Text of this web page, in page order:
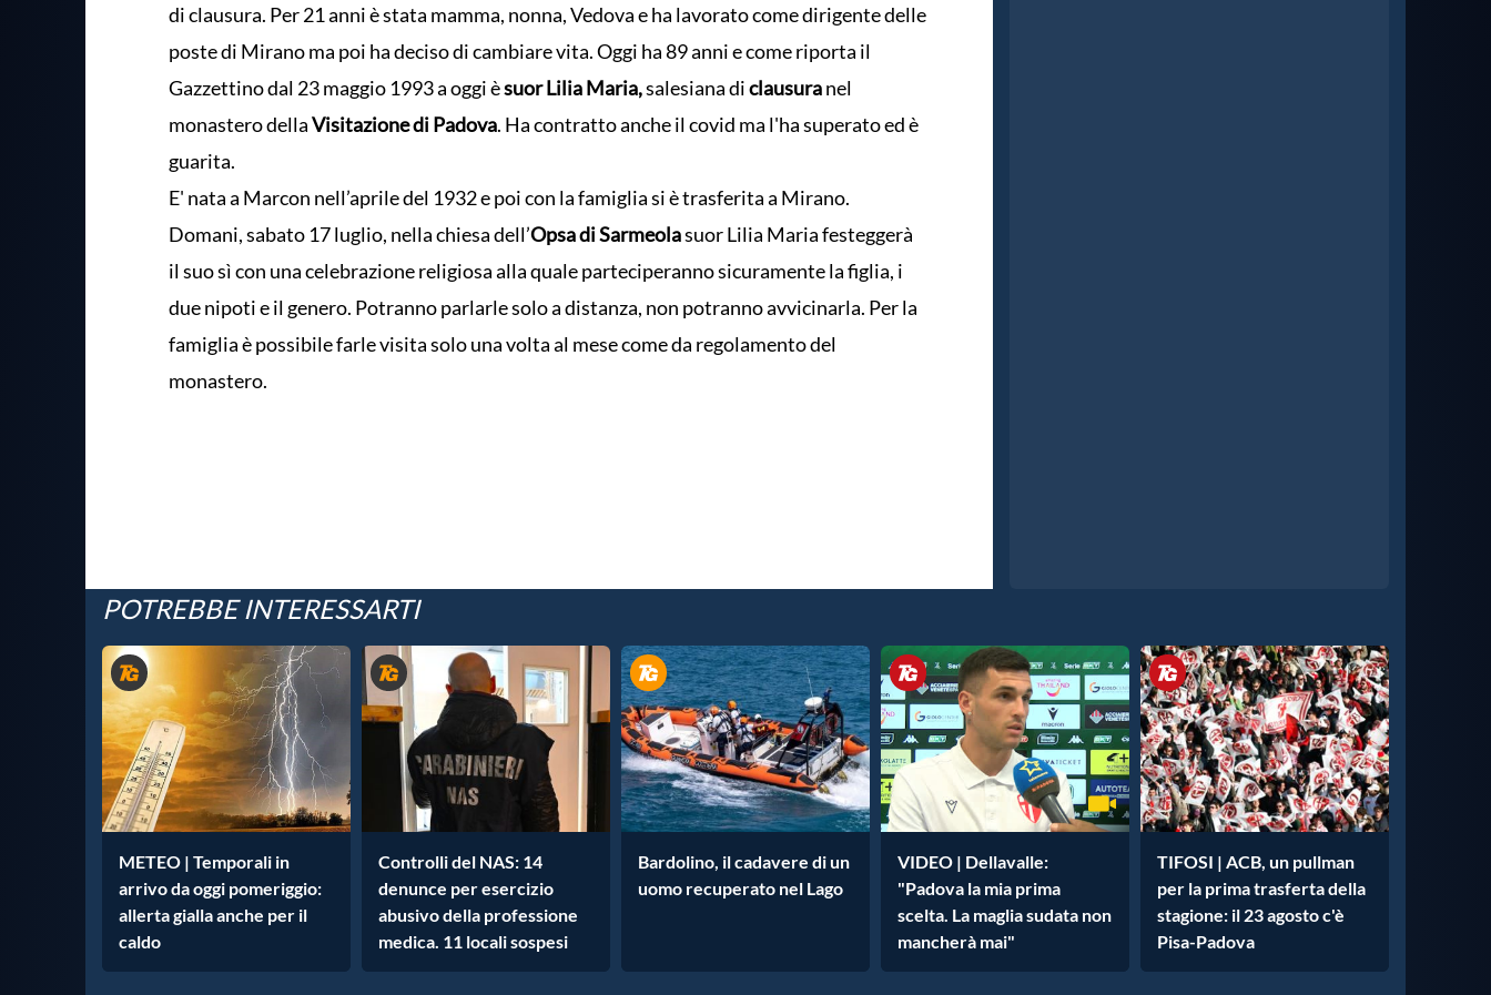
di clausura. Per 21 anni è stata mamma, nonna, Vedova e ha lavorato come dirigente delle
poste di Mirano ma poi ha deciso di cambiare vita. Oggi ha 89 anni e come riporta il
Gazzettino dal 23 maggio 1993 a oggi èsuor Lilia Maria,salesiana diclausuranel
monastero dellaVisitazione di Padova. Ha contratto anche il covid ma l'ha superato ed è
guarita.
E' nata a Marcon nell’aprile del 1932 e poi con la famiglia si è trasferita a Mirano.
Domani, sabato 17 luglio, nella chiesa dell’Opsa di Sarmeolasuor Lilia Maria festeggerà
il suo sì con una celebrazione religiosa alla quale parteciperanno sicuramente la figlia, i
due nipoti e il genero. Potranno parlarle solo a distanza, non potranno avvicinarla. Per la
famiglia è possibile farle visita solo una volta al mese come da regolamento del
monastero.
POTREBBE INTERESSARTI
METEO | Temporali in
arrivo da oggi pomeriggio:
allerta gialla anche per il
caldo
Controlli del NAS: 14
denunce per esercizio
abusivo della professione
medica. 11 locali sospesi
Bardolino, il cadavere di un
uomo recuperato nel Lago
VIDEO | Dellavalle:
"Padova la mia prima
scelta. La maglia sudata non
mancherà mai"
TIFOSI | ACB, un pullman
per la prima trasferta della
stagione: il 23 agosto c'è
Pisa-Padova